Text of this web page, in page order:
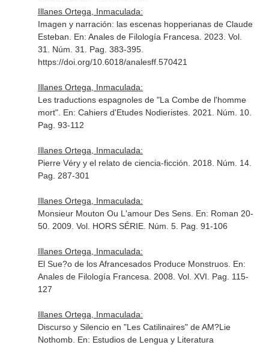
Illanes Ortega, Inmaculada:
Imagen y narración: las escenas hopperianas de Claude
Esteban. En: Anales de Filología Francesa . 2023. Vol.
31. Núm. 31. Pag. 383-395.
https://doi.org/10.6018/analesff.570421
Illanes Ortega, Inmaculada:
Les traductions espagnoles de "La Combe de l'homme
mort". En: Cahiers d'Etudes Nodieristes. 2021. Núm. 10.
Pag. 93-112
Illanes Ortega, Inmaculada:
Pierre Véry y el relato de ciencia-ficción. 2018. Núm. 14.
Pag. 287-301
Illanes Ortega, Inmaculada:
Monsieur Mouton Ou L'amour Des Sens. En: Roman 20-
50. 2009. Vol. HORS SÉRIE. Núm. 5. Pag. 91-106
Illanes Ortega, Inmaculada:
El Sue?o de los Afrancesados Produce Monstruos. En:
Anales de Filología Francesa . 2008. Vol. XVI. Pag. 115-
127
Illanes Ortega, Inmaculada:
Discurso y Silencio en "Les Catilinaires" de AM?Lie
Nothomb. En: Estudios de Lengua y Literatura